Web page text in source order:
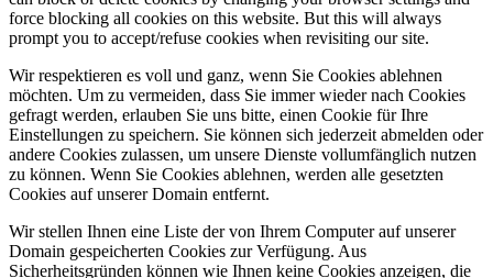
force blocking all cookies on this website. But this will always
prompt you to accept/refuse cookies when revisiting our site.
Wir respektieren es voll und ganz, wenn Sie Cookies ablehnen
möchten. Um zu vermeiden, dass Sie immer wieder nach Cookies
gefragt werden, erlauben Sie uns bitte, einen Cookie für Ihre
Einstellungen zu speichern. Sie können sich jederzeit abmelden oder
andere Cookies zulassen, um unsere Dienste vollumfänglich nutzen
zu können. Wenn Sie Cookies ablehnen, werden alle gesetzten
Cookies auf unserer Domain entfernt.
Wir stellen Ihnen eine Liste der von Ihrem Computer auf unserer
Domain gespeicherten Cookies zur Verfügung. Aus
Sicherheitsgründen können wie Ihnen keine Cookies anzeigen, die